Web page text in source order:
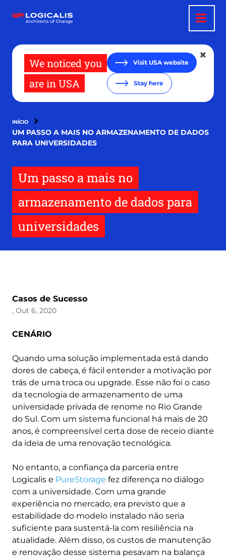
para
We noticed you
are in USA
Visit USA website
Stay here
INÍCIO
UM PASSO A MAIS NO ARMAZENAMENTO DE DADOS
PARA UNIVERSIDADES
Um passo a mais no
armazenamento de dados para
universidades
Casos de Sucesso
, Out 6, 2020
CENÁRIO
Quando uma solução implementada está dando
dores de cabeça, é fácil entender a motivação por
trás de uma troca ou upgrade. Esse não foi o caso
da tecnologia de armazenamento de uma
universidade privada de renome no Rio Grande
do Sul. Com um sistema funcional há mais de 20
anos, é compreensível certa dose de receio diante
da ideia de uma renovação tecnológica.
No entanto, a confiança da parceria entre
Logicalis e PureStorage fez diferença no diálogo
com a universidade. Com uma grande
experiência no mercado, era previsto que a
estabilidade do modelo instalado não seria
suficiente para sustentá-la com resiliência na
atualidade. Além disso, os custos de manutenção
e renovação desse sistema pesavam na balança